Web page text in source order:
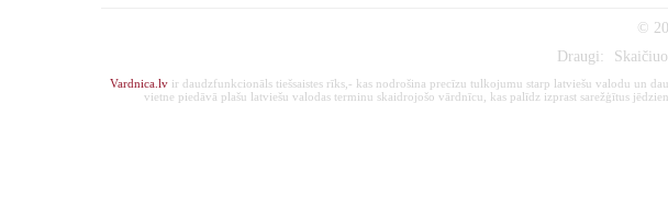
©
Draugi:
Vardnica.lvir daudzfunkcionāls tiešsaistes rīks,- kas nodrošina precīzu tulkojumu starp latviešu valodu un
vietne piedāvā plašu latviešu valodas terminu skaidrojošo vārdnīcu, kas palīdz izprast sarežģītus